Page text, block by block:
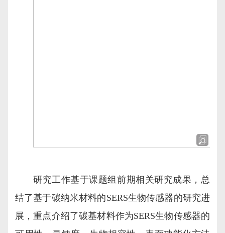
研究工作基于课题组前期相关研究成果，总
结了基于碳纳米材料的SERS生物传感器的研究进
展，重点介绍了碳基材料作为SERS生物传感器的